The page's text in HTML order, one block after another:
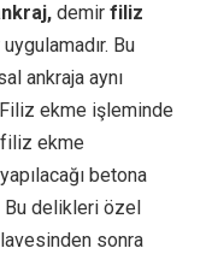
demir filiz
Bu
ankraja aynı
ekme işleminde
filiz ekme
betona
Bu delikleri özel
sonra